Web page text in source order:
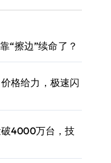
“擦边”续命了？
格给力，极速闪
4000万台，技